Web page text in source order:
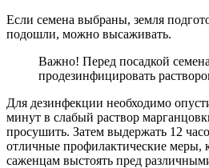
Если семена выбраны, земля
подошли, можно высаживать.
Важно! Перед посадкой
продезинфицировать
Для дезинфекции необходимо
минут в слабый раствор
просушить. Затем выдержать 12
отличные профилактические меры,
саженцам выстоять пред